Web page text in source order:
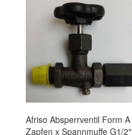
Afriso Absperrventil Form A
Zapfen x Spannmuffe G1/2"